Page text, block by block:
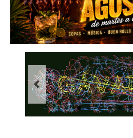
Localización
GÁVALON
Salsa y Bachata
MásInfo.